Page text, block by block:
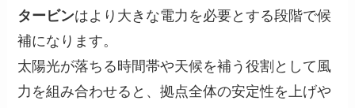
タービンはより大きな電力を必要とする段階で候
補になります。
太陽光が落ちる時間帯や天候を補う役割として風
力を組み合わせると、拠点全体の安定性を上げや